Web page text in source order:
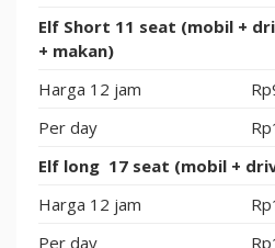
Elf Short 11 seat (mobil +
+ makan)
Harga 12 jam
Per day
Elf long 17 seat (mobil +
Harga 12 jam
Per day